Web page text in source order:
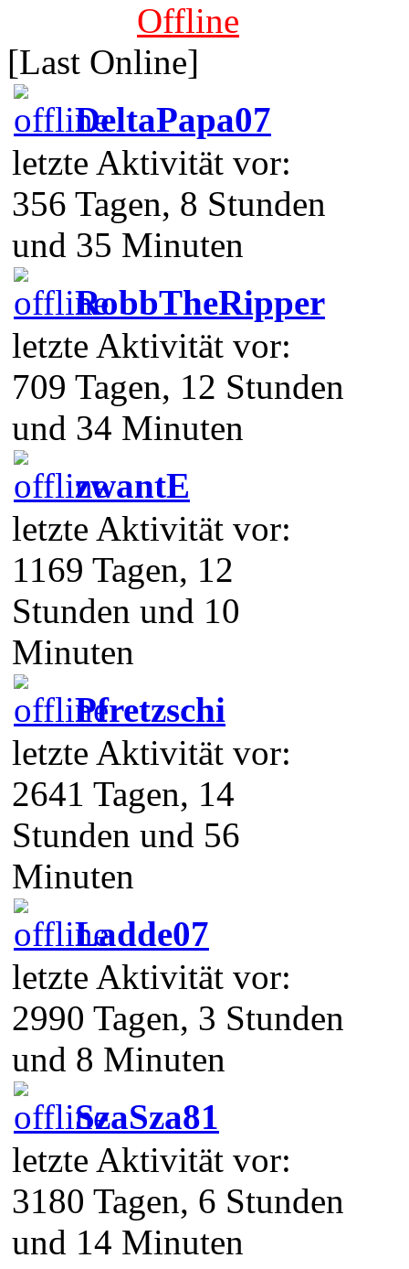
Offline
[Last Online]
DeltaPapa07
letzte Aktivität vor:
356 Tagen, 8 Stunden
und 35 Minuten
RobbTheRipper
letzte Aktivität vor:
709 Tagen, 12 Stunden
und 34 Minuten
zwantE
letzte Aktivität vor:
1169 Tagen, 12
Stunden und 10
Minuten
Pfretzschi
letzte Aktivität vor:
2641 Tagen, 14
Stunden und 56
Minuten
Ladde07
letzte Aktivität vor:
2990 Tagen, 3 Stunden
und 8 Minuten
SzaSza81
letzte Aktivität vor:
3180 Tagen, 6 Stunden
und 14 Minuten